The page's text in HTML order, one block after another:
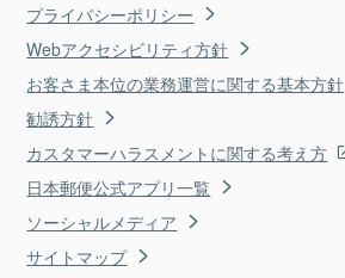
プライバシーポリシー
Webアクセシビリティ方針
お客さま本位の業務運営に関する基本方針
勧誘方針
カスタマーハラスメントに関する考え方
日本郵便公式アプリ一覧
ソーシャルメディア
サイトマップ